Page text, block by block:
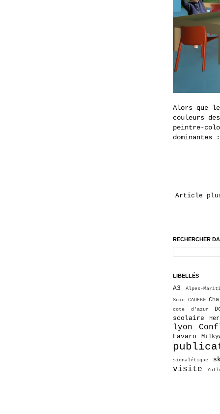
Alors que
couleurs
peintre-
Article
RECHERCHER
LIBELLÉS
A3
Alpes-
Soie CAUE69
cote d'azur
scolaire
lyon
Favaro
signalétique
visite